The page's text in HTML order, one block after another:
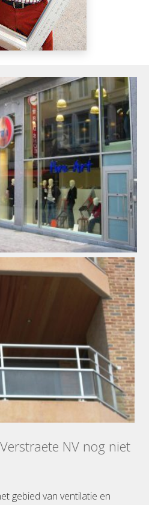
NV nog niet
gebied van ventilatie en